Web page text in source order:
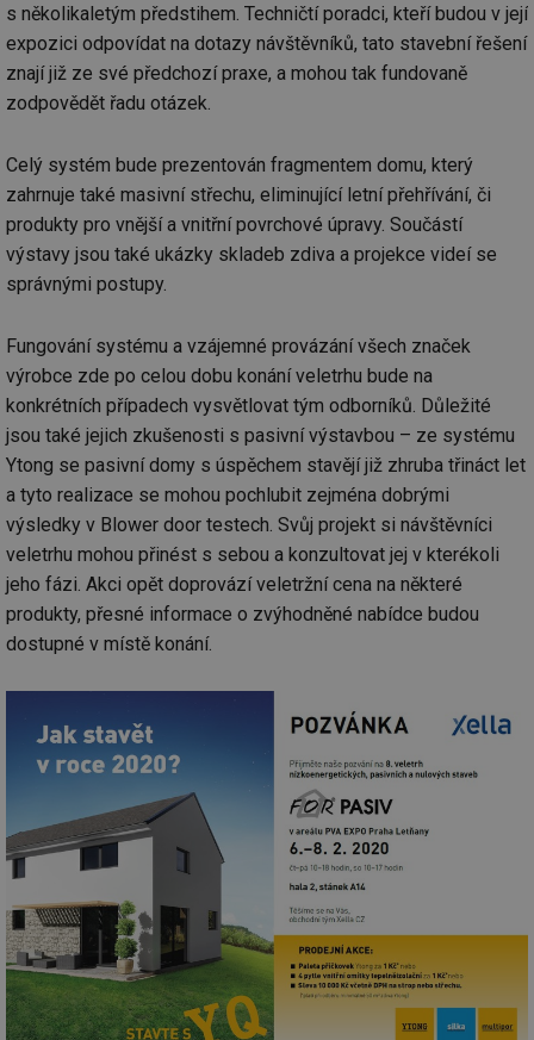
s několikaletým předstihem. Techničtí poradci, kteří budou v její
expozici odpovídat na dotazy návštěvníků, tato stavební řešení
znají již ze své předchozí praxe, a mohou tak fundovaně
zodpovědět řadu otázek.
Celý systém bude prezentován fragmentem domu, který
zahrnuje také masivní střechu, eliminující letní přehřívání, či
produkty pro vnější a vnitřní povrchové úpravy. Součástí
výstavy jsou také ukázky skladeb zdiva a projekce videí se
správnými postupy.
Fungování systému a vzájemné provázání všech značek
výrobce zde po celou dobu konání veletrhu bude na
konkrétních případech vysvětlovat tým odborníků. Důležité
jsou také jejich zkušenosti s pasivní výstavbou – ze systému
Ytong se pasivní domy s úspěchem stavějí již zhruba třináct let
a tyto realizace se mohou pochlubit zejména dobrými
výsledky v Blower door testech. Svůj projekt si návštěvníci
veletrhu mohou přinést s sebou a konzultovat jej v kterékoli
jeho fázi. Akci opět doprovází veletržní cena na některé
produkty, přesné informace o zvýhodněné nabídce budou
dostupné v místě konání.